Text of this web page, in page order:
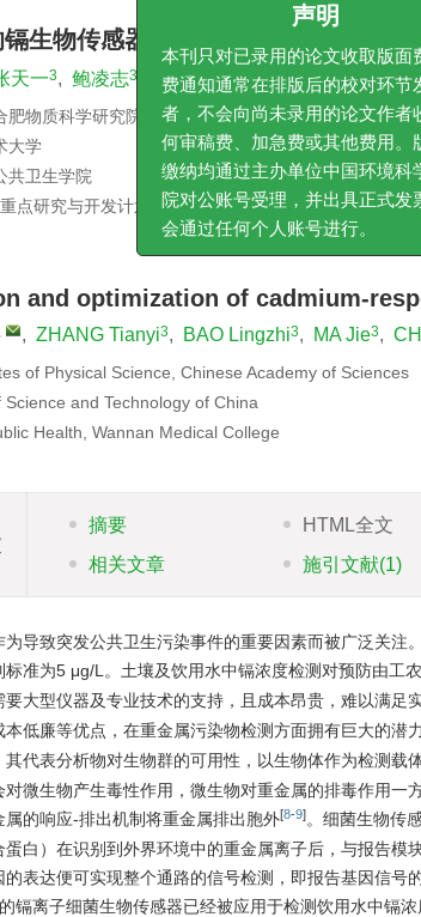
生物传感器的构建与优化
天一3, 鲍凌志3 马洁3 , 陈少鹏2, 3, ,
肥物质科学研究院
大学
共卫生学院
点研究与开发计划项目（E06CSG635A1），安徽省高
and optimization of cadmium-
, , ZHANG Tianyi3, BAO Lingzhi3, MA Jie3,
of Physical Science, Chinese Academy of Sciences
Science and Technology of China
Health, Wannan Medical College
摘要 HTML全文
相关文章
施引文献(1)
为导致突发公共卫生污染事件的重要因素而被广泛关
标准为5 μg/L。土壤及饮用水中镉浓度检测对预防由工
要大型仪器及专业技术的支持，且成本昂贵，难以满足
低廉等优点，在重金属污染物检测方面拥有巨大的潜力
其代表分析物对生物群的可用性，以生物体作为检测
微生物产生毒性作用，微生物对重金属的排毒作用
属的响应-排出机制将重金属排出胞外[8-9]。细菌生物传
蛋白）在识别到外界环境中的重金属离子后，与报告
表达便可实现整个通路的信号检测，即报告基因信
的镉离子细菌生物传感器已经被应用于检测饮用水中镉浓
x
声明
本刊只对已录用的论文收取版面费，缴
费通知通常在排版后的校对环节发给作
者，不会向尚未录用的论文作者收取任
何审稿费、加急费或其他费用。版面费
缴纳均通过主办单位中国环境科学研究
院对公账号受理，并出具正式发票，不
会通过任何个人账号进行。